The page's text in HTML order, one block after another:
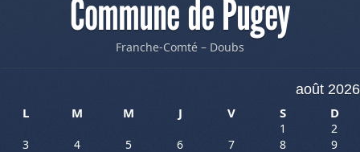
Commune de Pugey
Franche-Comté – Doubs
août 2026
L
M M J V S D
1
2
3
4 5 6 7 8
9